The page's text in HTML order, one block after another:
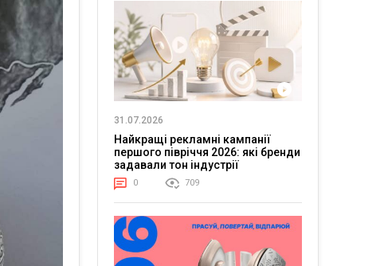
31.07.2026
Найкращі рекламні кампанії
першого півріччя 2026: які бренди
задавали тон індустрії
0 709